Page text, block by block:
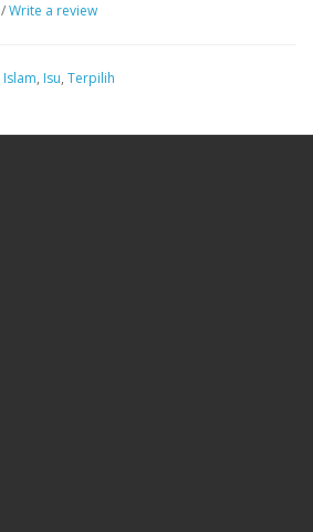
/Write a review
Islam, Isu, Terpilih